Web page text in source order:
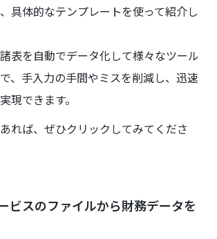
具体的なテンプレートを使って紹介し
表を自動でデータ化して様々なツール
、手入力の手間やミスを削減し、迅速
現できます。
れば、ぜひクリックしてみてくださ
ビスのファイルから財務データを